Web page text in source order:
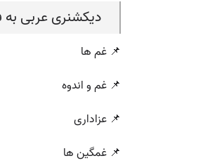
دیکشنری عربی به
📌 غم ها
📌 غم و اندوه
📌 عزاداری
📌 غمگین ها